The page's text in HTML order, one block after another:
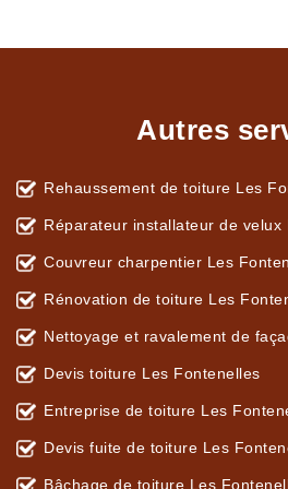
Autres
Rehaussement de toiture Les
Réparateur installateur de velux
Couvreur charpentier Les
Rénovation de toiture Les
Nettoyage et ravalement de
Devis toiture Les Fontenelles
Entreprise de toiture Les
Devis fuite de toiture Les
Bâchage de toiture Les